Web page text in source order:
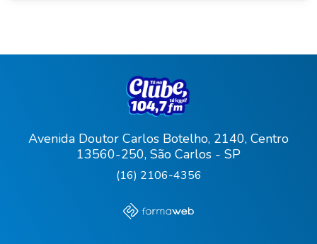
Avenida Doutor Carlos Botelho, 2140, Centro
13560-250, São Carlos - SP
(16) 2106-4356